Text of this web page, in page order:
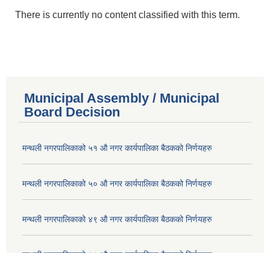
There is currently no content classified with this term.
Municipal Assembly / Municipal
Board Decision
मन्थली नगरपालिकाको ५१ औ नगर कार्यपालिका बैठकको निर्णयहरु
मन्थली नगरपालिकाको ५० औ नगर कार्यपालिका बैठकको निर्णयहरु
मन्थली नगरपालिकाको ४९ औ नगर कार्यपालिका बैठकको निर्णयहरु